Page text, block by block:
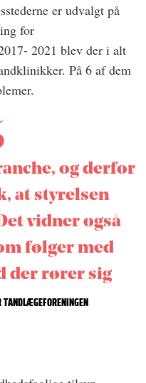
er udvalgt på
for
2021 blev der i alt
På 6 af dem
og derfor
at styrelsen
vidner også
følger med
der rører sig